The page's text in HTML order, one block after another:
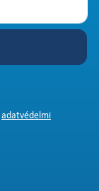
adatvédelmi